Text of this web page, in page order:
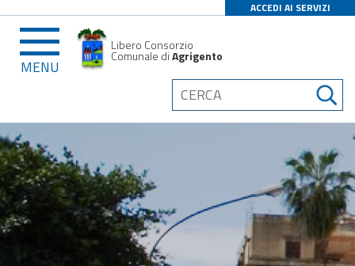
ACCEDI AI SERVIZI
MENU
Libero Consorzio
Comunale diAgrigento